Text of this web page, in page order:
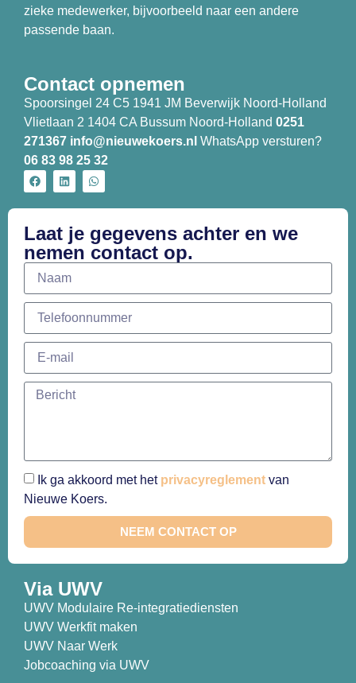
zieke medewerker, bijvoorbeeld naar een andere
passende baan.
Contact opnemen
Spoorsingel 24 C5 1941 JM Beverwijk Noord-Holland
Vlietlaan 2 1404 CA Bussum Noord-Holland 0251
271367 info@nieuwekoers.nl WhatsApp versturen?
06 83 98 25 32
Laat je gegevens achter en we
nemen contact op.
Ik ga akkoord met het privacyreglement van
Nieuwe Koers.
NEEM CONTACT OP
Via UWV
UWV Modulaire Re-integratiediensten
UWV Werkfit maken
UWV Naar Werk
Jobcoaching via UWV